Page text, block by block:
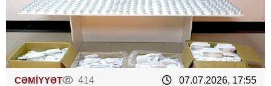
CƏMİYYƏT 414 07.07.2026, 17:55